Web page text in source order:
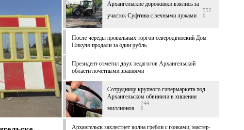
Архангельские дорожники взялись за
участок Суфтина с вечными лужами
552
0
После череды провальных торгов северодвинский Дом
Пикуля продали за один рубль
Президент отметил двух педагогов Архангельской
области почетными званиями
Сотрудницу крупного гипермаркета под
Архангельском обвинили в хищении
миллионов
744
0
Архангельск захлестнет волна гребли с гонками, мастер-